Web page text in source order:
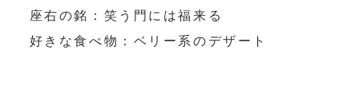
座右の銘：笑う門には福来る
好きな食べ物：ベリー系のデザート